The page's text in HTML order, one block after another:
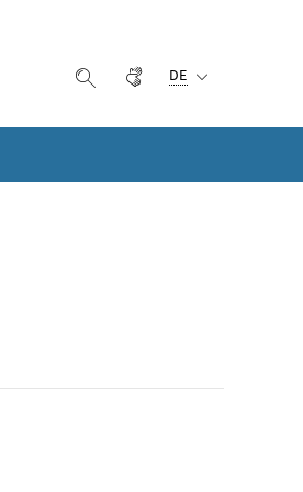
Suche einblenden
Gebärdensprache
DE